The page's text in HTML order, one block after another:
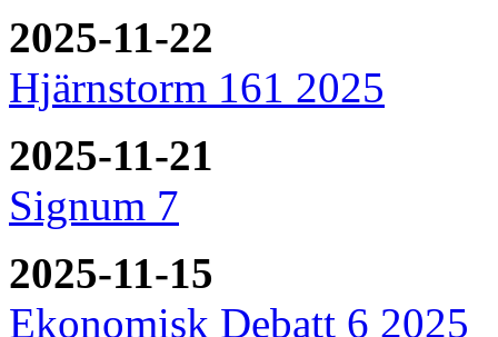
2025-11-22
Hjärnstorm 161 2025
2025-11-21
Signum 7
2025-11-15
Ekonomisk Debatt 6 2025